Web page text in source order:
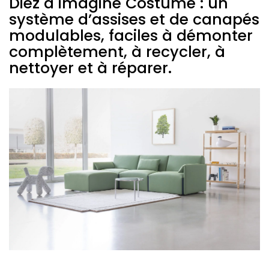
système d’assises et de canapés
modulables, faciles à démonter
complètement, à recycler, à
nettoyer et à réparer.